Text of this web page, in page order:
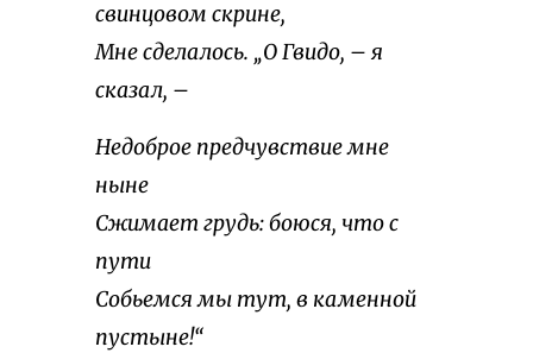
свинцовом скрине,
Мне сделалось. „О Гвидо, – я
сказал, –
Недоброе предчувствие мне
ныне
Сжимает грудь: боюся, что с
пути
Собьемся мы тут, в каменной
пустыне!“